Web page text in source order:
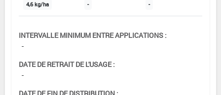
4,6 kg/ha - -
INTERVALLE MINIMUM ENTRE APPLICATIONS :
-
DATE DE RETRAIT DE L'USAGE :
-
DATE DE FIN DE DISTRIBUTION :